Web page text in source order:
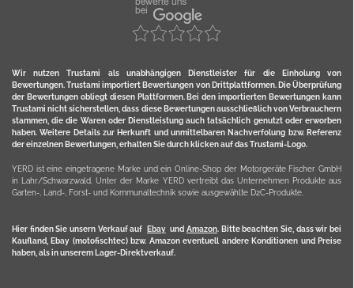
Wir nutzen Trustami als unabhängigen Dienstleister für die Einholung von
Bewertungen. Trustami importiert Bewertungen von Drittplattformen. Die Überprüfung
der Bewertungen obliegt diesen Plattformen. Bei den importierten Bewertungen kann
Trustami nicht sicherstellen, dass diese Bewertungen ausschließlich von Verbrauchern
stammen, die die Waren oder Dienstleistung auch tatsächlich genutzt oder erworben
haben. Weitere Details zur Herkunft und unmittelbaren Nachverfolung bzw. Referenz
der einzelnen Bewertungen, erhalten Sie durch klicken auf das Trustami-Logo.
YERD ist eine eingetragene Marke und ein Online-Shop der Motorgeräte Fischer GmbH
in Lahr/Schwarzwald. Unter der Marke YERD vertreibt das Unternehmen Produkte aus
Garten-, Land-, Forst- und Kommunaltechnik sowie ausgewählte D2C-Produkte.
Hier finden Sie unsern Verkauf auf Ebayund Amazon. Bitte beachten Sie, dass wir bei
Kaufland, Ebay (motofischtec) bzw. Amazon eventuell andere Konditionen und Preise
haben, als in unserem Lager-Direktverkauf.